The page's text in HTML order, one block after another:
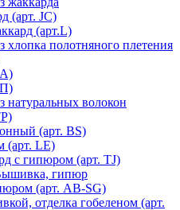
(арт. JC)
(арт.L)
хлопка полотняного плетения
натуральных волокон
(арт. BS)
(арт. LE)
с гипюром (арт. TJ)
гипюр
(арт. AB-SG)
отделка гобеленом (арт.